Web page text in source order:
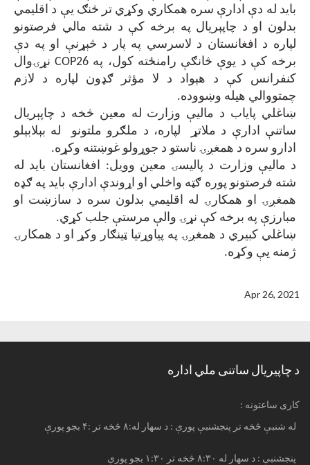
باید له دې ادارې سره همکاري وکړي تر څنګ یې د اقلیمي
بدلون او د چاپېریال په برخه کې د شته مالي فرصتونو
لپاره د افغانستان د لاسرسي په پار د څېړنې او په دې
برخه کې د یوې څانګې رامنځته کول، په COP26 نړۍوال
کنفرانس کې د هېواد د لا مؤثر ګډون لپاره د لازم
چمتووالي هیله وښووده.
ښاغلي پاياب د مالیې وزارت له معين څخه د چاپېریال
ساتنې ادارې د ملاتړ لپاره، د ملګرو ملتونو له بېلابېلو
ادارو سره د همغږۍ ناستو د جوړولو غوښتنه وکړه.
د ماليې وزارت د پالیسۍ معین وویل: افغانستان باید له
شته فرصتونو پوره ګټه واخلي او اړوندې ادارې باید په ګډه
همغږۍ او همکارۍ له اقلیمي بدلون سره د سازښت او
مبارزې په برخه کې نړۍ والې مرستې جلب کړي.
ښاغلي کبیري د همغږۍ په پیاوړتیا ټینګار وکړ او د همکارۍ
ژمنه یې وکړه.
Apr 26, 2021
د چاپیریال ساتنی ملي اداره
: کاری ساعتونه
له شنبې څخه تر پنجشنبې پورې : د سهار له:۸ څخه تر :۴ بجو پورې
پنجشنبې : د سهار له ۸:۳۰ څخه تر ۱:۳۰ بجو پورې